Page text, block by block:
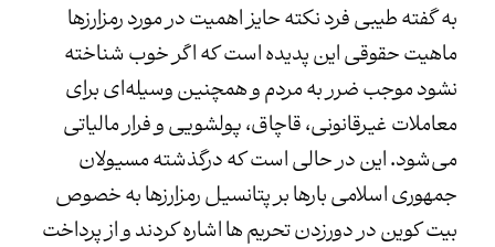
به گفته طیبی فرد نکته حایز اهمیت در مورد رمزارزها
ماهیت حقوقی این پدیده است که اگر خوب شناخته
نشود موجب ضرر به مردم و همچنین وسیله‌ای برای
معاملات غیرقانونی، قاچاق، پولشویی و فرار مالیاتی
می‌شود. این در حالی است که درگذشته مسیولان
جمهوری اسلامی بارها بر پتانسیل رمزارزها به خصوص
بیت کوین در دورزدن تحریم ها اشاره کردند و از پرداخت